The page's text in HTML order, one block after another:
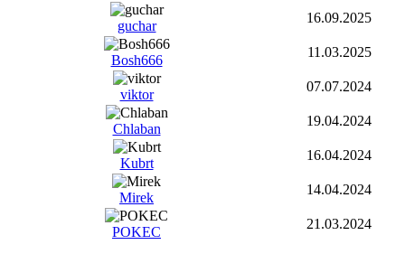
guchar
16.09.2025
Bosh666
11.03.2025
viktor
07.07.2024
Chlaban
19.04.2024
Kubrt
16.04.2024
Mirek
14.04.2024
POKEC
21.03.2024